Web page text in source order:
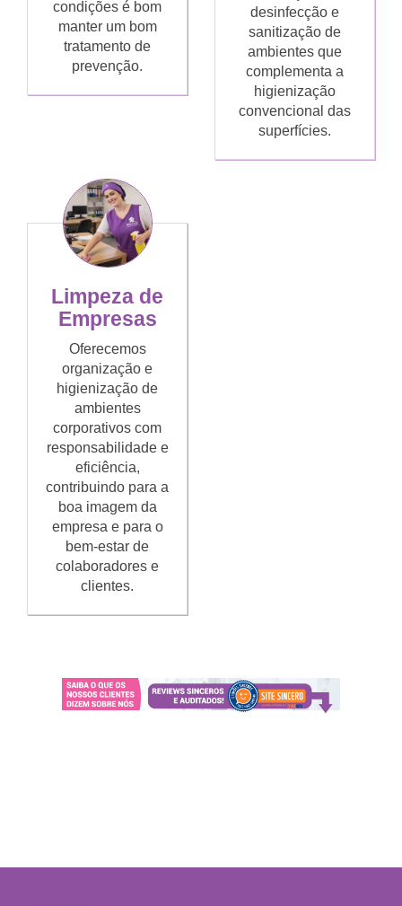
condições é bom
manter um bom
tratamento de
prevenção.
desinfecção e
sanitização de
ambientes que
complementa a
higienização
convencional das
superfícies.
Limpeza de
Empresas
Oferecemos
organização e
higienização de
ambientes
corporativos com
responsabilidade e
eficiência,
contribuindo para a
boa imagem da
empresa e para o
bem-estar de
colaboradores e
clientes.